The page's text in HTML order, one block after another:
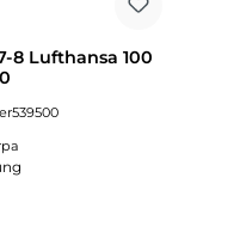
8 Lufthansa 100